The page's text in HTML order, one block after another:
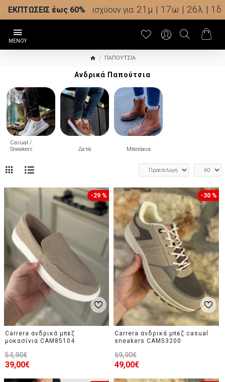
ΕΚΠΤΩΣΕΙΣ έως 60% ισχύουν για:21μ | 17ω | 25λ | 58δ
ΠΑΠΟΥΤΣΙΑ
Ανδρικά Παπούτσια
Casual /
Sneakers
Δετά Μποτάκια
-29 %
Carrera ανδρικά μπεζ
μοκασίνια CAM85104
39,00€
54,90€
-30 %
Carrera ανδρικά μπεζ casual
sneakers CAM53200
49,00€
69,90€